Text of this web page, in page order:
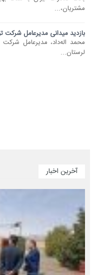
مشتریان،...
بازدید میدانی مدیرعامل شرکت
محمد اله‌داد، مدیرعامل
لرستان...
آخرین اخبار